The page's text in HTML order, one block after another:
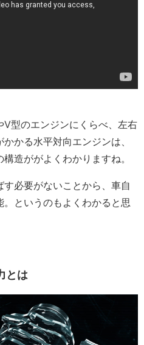
V型のエンジンにくらべ、左右
かる水平対向エンジンは、
造ががよくわかりますね。
必要がないことから、車自
というのもよくわかると思
とは